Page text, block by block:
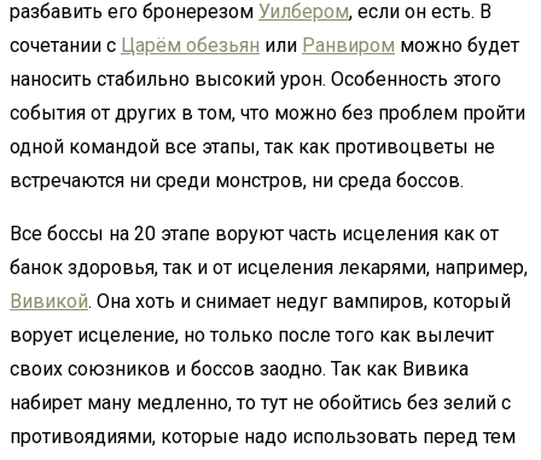
разбавить его бронерезом Уилбером, если он есть. В
сочетании с Царём обезьян или Ранвиром можно будет
наносить стабильно высокий урон. Особенность этого
события от других в том, что можно без проблем пройти
одной командой все этапы, так как противоцветы не
встречаются ни среди монстров, ни среда боссов.
Все боссы на 20 этапе воруют часть исцеления как от
банок здоровья, так и от исцеления лекарями, например,
Вивикой. Она хоть и снимает недуг вампиров, который
ворует исцеление, но только после того как вылечит
своих союзников и боссов заодно. Так как Вивика
набирет ману медленно, то тут не обойтись без зелий с
противоядиями, которые надо использовать перед тем